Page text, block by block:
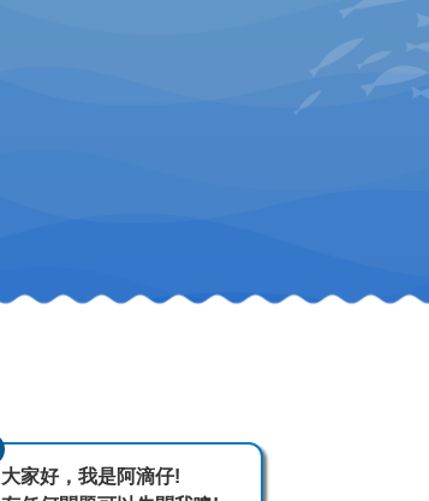
大家好，我是阿滴仔!